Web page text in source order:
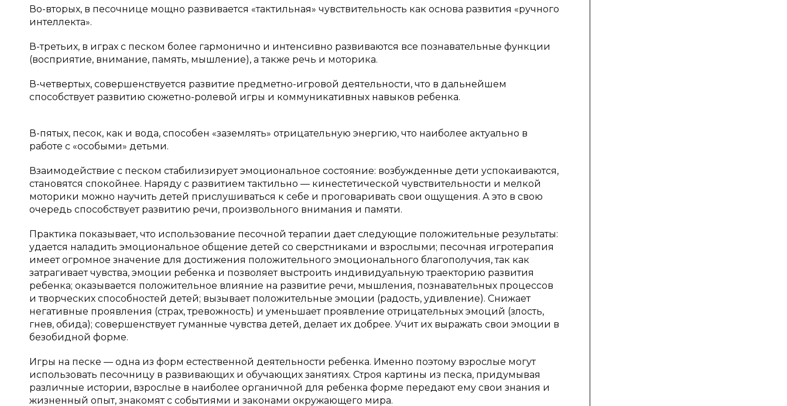
Во-вторых, в песочнице мощно развивается «тактильная» чувствительность как основа развития «ручного
интеллекта».
В-третьих, в играх с песком более гармонично и интенсивно развиваются все познавательные функции
(восприятие, внимание, память, мышление), а также речь и моторика.
В-четвертых, совершенствуется развитие предметно-игровой деятельности, что в дальнейшем
способствует развитию сюжетно-ролевой игры и коммуникативных навыков ребенка.
В-пятых, песок, как и вода, способен «заземлять» отрицательную энергию, что наиболее актуально в
работе с «особыми» детьми.
Взаимодействие с песком стабилизирует эмоциональное состояние: возбужденные дети успокаиваются,
становятся спокойнее. Наряду с развитием тактильно — кинестетической чувствительности и мелкой
моторики можно научить детей прислушиваться к себе и проговаривать свои ощущения. А это в свою
очередь способствует развитию речи, произвольного внимания и памяти.
Практика показывает, что использование песочной терапии дает следующие положительные результаты:
удается наладить эмоциональное общение детей со сверстниками и взрослыми; песочная игротерапия
имеет огромное значение для достижения положительного эмоционального благополучия, так как
затрагивает чувства, эмоции ребенка и позволяет выстроить индивидуальную траекторию развития
ребенка; оказывается положительное влияние на развитие речи, мышления, познавательных процессов
и творческих способностей детей; вызывает положительные эмоции (радость, удивление). Снижает
негативные проявления (страх, тревожность) и уменьшает проявление отрицательных эмоций (злость,
гнев, обида); совершенствует гуманные чувства детей, делает их добрее. Учит их выражать свои эмоции в
безобидной форме.
Игры на песке — одна из форм естественной деятельности ребенка. Именно поэтому взрослые могут
использовать песочницу в развивающих и обучающих занятиях. Строя картины из песка, придумывая
различные истории, взрослые в наиболее органичной для ребенка форме передают ему свои знания и
жизненный опыт, знакомят с событиями и законами окружающего мира.